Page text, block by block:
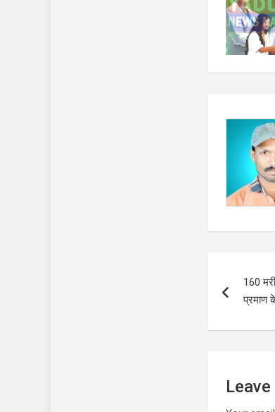
160
प्रमाण